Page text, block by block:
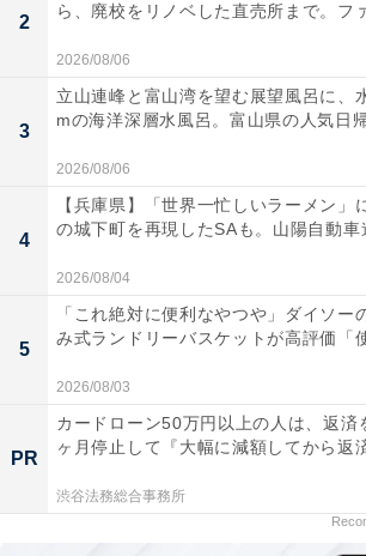
(C)2017 荒川弘/SQUARE ENIX
術師」製作委員会
2
ら、廃校をリノベした直売所まで。フ
2026/08/06
3
立山連峰と富山湾を望む展望風呂に、
mの海洋深層水風呂。富山県の人気日
2026/08/06
4
【兵庫県】「世界一忙しいラーメン」
の城下町を再現したSAも。山陽自動車
2026/08/04
5
「これ絶対に便利なやつや」ダイソー
み式ランドリーバスケットが高評価「
2026/08/03
PR
カードローン50万円以上の人は、返済
ヶ月停止して『大幅に減額してから返
渋谷法務総合事務所